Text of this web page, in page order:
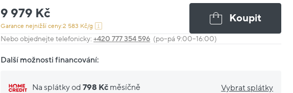
9 979 Kč
Garance nejnižší ceny:2 583 Kč/g
Koupit
Nebo objednejte telefonicky:+420 777 354 596 (po–pá 9:00–16:00)
Další možnosti financování:
Na splátky od798 Kč měsíčně Vybrat splátky